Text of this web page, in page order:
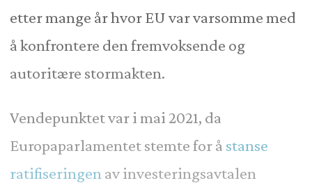
etter mange år hvor EU var varsomme med
å konfrontere den fremvoksende og
autoritære stormakten.
Vendepunktet var i mai 2021, da
Europaparlamentet stemte for å stanse
ratifiseringen av investeringsavtalen